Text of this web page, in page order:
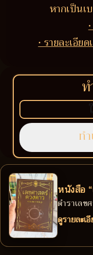
หากเป็นเ
• รายละเอีย
หนังสือ
ตำราเลข
ดูรายละเ